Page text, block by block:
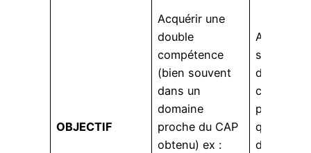
OBJECTIF
Acquérir une
double
compétence
(bien souvent
dans un
domaine
proche du CAP
obtenu) ex :
Acquérir
dans le
champ
que le
déjà